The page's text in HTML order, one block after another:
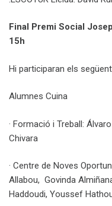
Final Premi Social
15h
Hi participaran els
Alumnes Cuina
· Formació i Treball:
Chivara
· Centre de Noves
Allabou, Govinda
Haddoudi, Youssef